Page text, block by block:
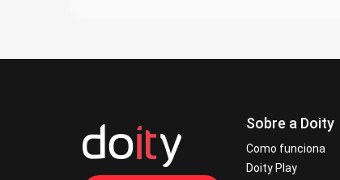
Sobre a Doity
Como funciona
Doity Play